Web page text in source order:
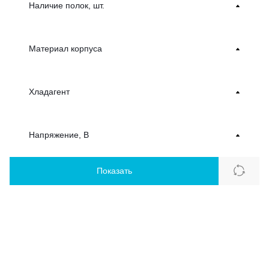
Наличие полок, шт.
Материал корпуса
Хладагент
Напряжение, В
Показать